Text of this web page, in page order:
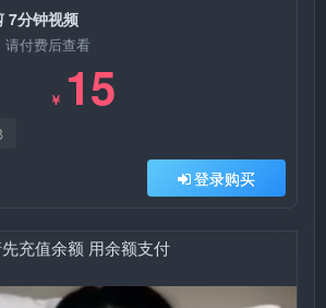
7分钟视频
请付费后查看
￥ 15
登录购买
充值余额 用余额支付